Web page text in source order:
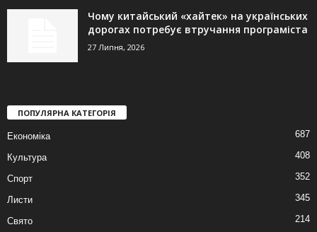
Чому китайський «хайтек» на українських
дорогах потребує втручання програміста
27 Липня, 2026
ПОПУЛЯРНА КАТЕГОРІЯ
Економіка 687
Культура 408
Спорт 352
Листи 345
Свято 214